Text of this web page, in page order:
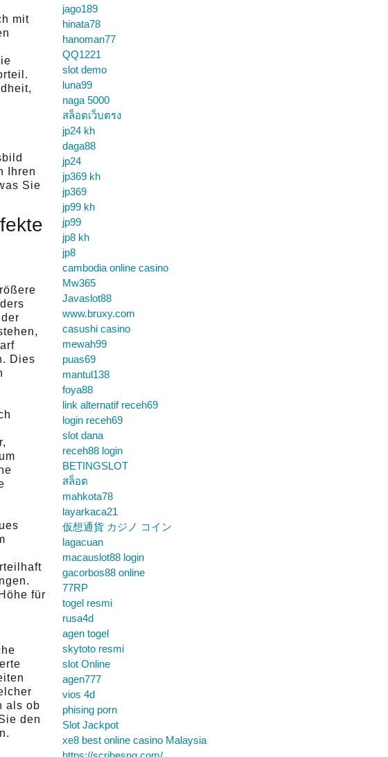
mit
Ihren
Sie
Dies
für
als ob
den
jago189
hinata78
hanoman77
QQ1221
slot demo
luna99
naga 5000
สล็อตเว็บตรง
jp24 kh
daga88
jp24
jp369 kh
jp369
jp99 kh
jp99
jp8 kh
jp8
cambodia online casino
Mw365
Javaslot88
www.bruxy.com
casushi casino
mewah99
puas69
mantul138
foya88
link alternatif receh69
login receh69
slot dana
receh88 login
BETINGSLOT
สล็อต
mahkota78
layarkaca21
仮想通貨 カジノ コイン
lagacuan
macauslot88 login
gacorbos88 online
77RP
togel resmi
rusa4d
agen togel
skytoto resmi
slot Online
agen777
vios 4d
phising porn
Slot Jackpot
xe8 best online casino Malaysia